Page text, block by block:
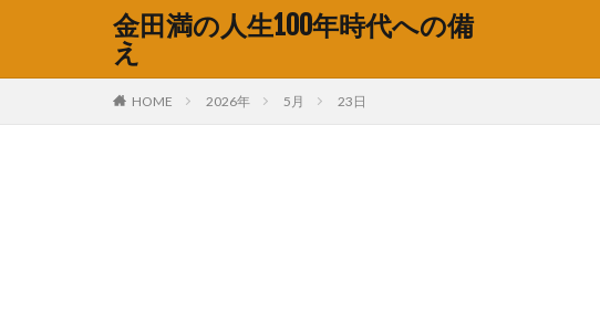
金田満の人生100年時代への備
え
HOME 2026年 5月 23日